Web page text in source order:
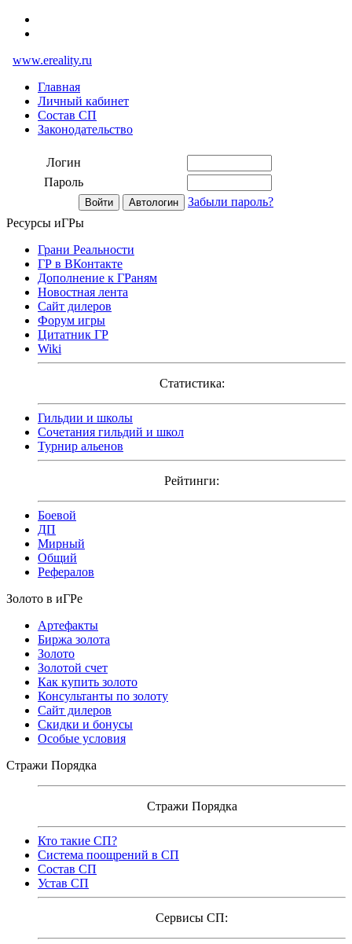
www.ereality.ru
Главная
Личный кабинет
Состав СП
Законодательство
Логин
Пароль
Забыли пароль?
Ресурсы иГРы
Грани Реальности
ГР в ВКонтакте
Дополнение к ГРаням
Новостная лента
Сайт дилеров
Форум игры
Цитатник ГР
Wiki
Статистика:
Гильдии и школы
Сочетания гильдий и школ
Турнир альенов
Рейтинги:
Боевой
ДП
Мирный
Общий
Рефералов
Золото в иГРе
Артефакты
Биржа золота
Золото
Золотой счет
Как купить золото
Консультанты по золоту
Сайт дилеров
Скидки и бонусы
Особые условия
Стражи Порядка
Стражи Порядка
Кто такие СП?
Система поощрений в СП
Состав СП
Устав СП
Сервисы СП: